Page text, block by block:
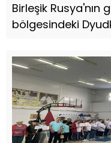
köyünde şehit
anısına anıt
Birleşik Rusya'nın
bölgesindeki